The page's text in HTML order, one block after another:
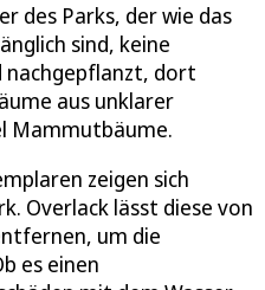
des Parks, der wie das
sind, keine
nachgepflanzt, dort
aus unklarer
Mammutbäume.
zeigen sich
Overlack lässt diese von
um die
es einen